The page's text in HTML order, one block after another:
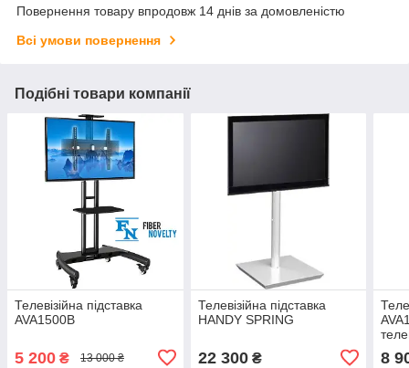
Повернення товару впродовж 14 днів за домовленістю
Всі умови повернення
Подібні товари компанії
Телевізійна підставка
AVA1500B
5 200 ₴ 13 000 ₴
Телевізійна підставка
HANDY SPRING
22 300₴ 8